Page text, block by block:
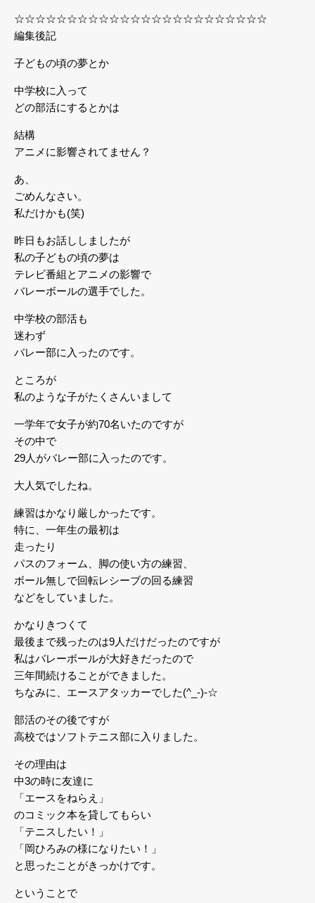
☆☆☆☆☆☆☆☆☆☆☆☆☆☆☆☆☆☆☆☆☆☆☆☆
編集後記
子どもの頃の夢とか
中学校に入って
どの部活にするとかは
結構
アニメに影響されてません？
あ、
ごめんなさい。
私だけかも(笑)
昨日もお話ししましたが
私の子どもの頃の夢は
テレビ番組とアニメの影響で
バレーボールの選手でした。
中学校の部活も
迷わず
バレー部に入ったのです。
ところが
私のような子がたくさんいまして
一学年で女子が約70名いたのですが
その中で
29人がバレー部に入ったのです。
大人気でしたね。
練習はかなり厳しかったです。
特に、一年生の最初は
走ったり
パスのフォーム、脚の使い方の練習、
ボール無しで回転レシーブの回る練習
などをしていました。
かなりきつくて
最後まで残ったのは9人だけだったのですが
私はバレーボールが大好きだったので
三年間続けることができました。
ちなみに、エースアタッカーでした(^_-)-☆
部活のその後ですが
高校ではソフトテニス部に入りました。
その理由は
中3の時に友達に
「エースをねらえ」
のコミック本を貸してもらい
「テニスしたい！」
「岡ひろみの様になりたい！」
と思ったことがきっかけです。
ということで